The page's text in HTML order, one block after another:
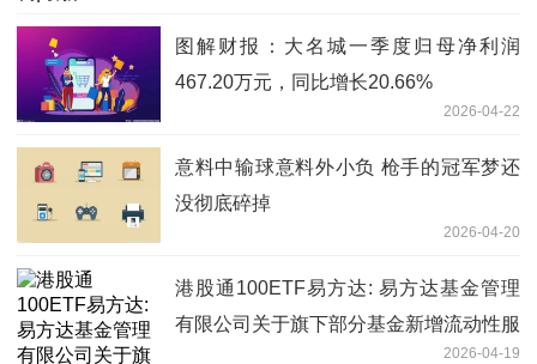
图解财报：大名城一季度归母净利润
467.20万元，同比增长20.66%
2026-04-22
意料中输球意料外小负 枪手的冠军梦还
没彻底碎掉
2026-04-20
港股通100ETF易方达: 易方达基金管理
有限公司关于旗下部分基金新增流动性服
2026-04-19